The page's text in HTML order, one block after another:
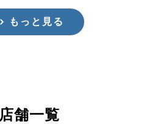
もっと見る
店舗一覧